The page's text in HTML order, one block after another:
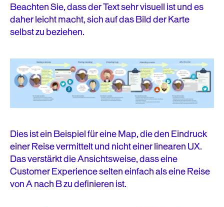
Beachten Sie, dass der Text sehr visuell ist und es
daher leicht macht, sich auf das Bild der Karte
selbst zu beziehen.
Dies ist ein Beispiel für eine Map, die den Eindruck
einer Reise vermittelt und nicht einer linearen UX.
Das verstärkt die Ansichtsweise, dass eine
Customer Experience selten einfach als eine Reise
von A nach B zu definieren ist.